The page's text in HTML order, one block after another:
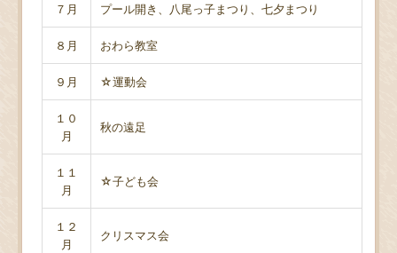
７月 プール開き、八尾っ子まつり、七夕まつり
８月 おわら教室
９月 ☆運動会
１０
月
秋の遠足
１１
月
☆子ども会
１２
月
クリスマス会